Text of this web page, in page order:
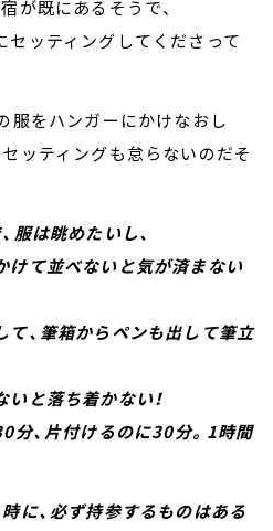
が既にあるそうで、
セッティングしてくださって
服をハンガーにかけなおし
ッティングも怠らないのだそ
服は眺めたいし、
並べないと気が済まない
筆箱からペンも出して筆立
落ち着かない！
片付けるのに30分。1時間
に、必ず持参するものはある